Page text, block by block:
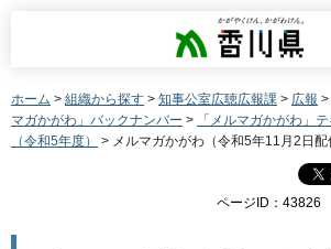
香川県
ホーム > 組織から探す > 知事公室広聴広報課 > 広報 >
マガかがわ」バックナンバー >
「メルマガかがわ」
（令和5年度）
> メルマガかがわ（令和5年11月2日配
ページID：43826